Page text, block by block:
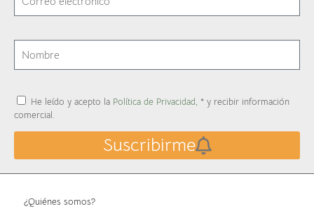
He leído y acepto la Política de Privacidad, * y recibir información
comercial.
Suscribirme
¿Quiénes somos?